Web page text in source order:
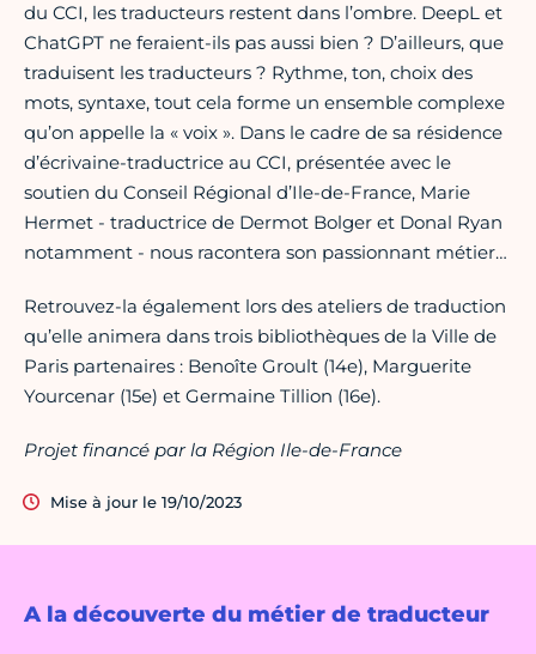
A la découverte du métier de traducteur
du CCI, les traducteurs restent dans l’ombre. DeepL et
ChatGPT ne feraient-ils pas aussi bien ? D’ailleurs, que
traduisent les traducteurs ? Rythme, ton, choix des
mots, syntaxe, tout cela forme un ensemble complexe
qu’on appelle la « voix ». Dans le cadre de sa résidence
d’écrivaine-traductrice au CCI, présentée avec le
soutien du Conseil Régional d’Ile-de-France, Marie
Hermet - traductrice de Dermot Bolger et Donal Ryan
notamment - nous racontera son passionnant métier…
Retrouvez-la également lors des ateliers de traduction
qu’elle animera dans trois bibliothèques de la Ville de
Paris partenaires : Benoîte Groult (14e), Marguerite
Yourcenar (15e) et Germaine Tillion (16e).
Projet financé par la Région Ile-de-France
Mise à jour le 19/10/2023